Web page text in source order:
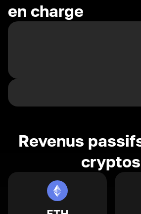
en charge
Revenus
cryptos